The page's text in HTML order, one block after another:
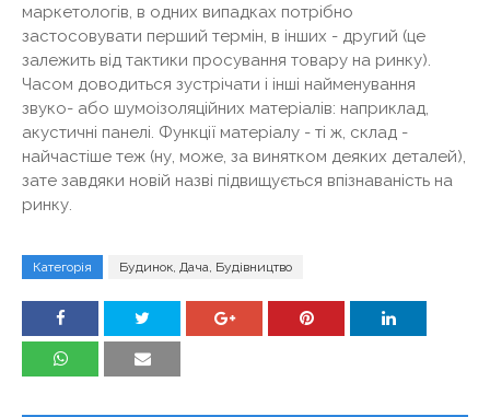
маркетологів, в одних випадках потрібно
застосовувати перший термін, в інших - другий (це
залежить від тактики просування товару на ринку).
Часом доводиться зустрічати і інші найменування
звуко- або шумоізоляційних матеріалів: наприклад,
акустичні панелі. Функції матеріалу - ті ж, склад -
найчастіше теж (ну, може, за винятком деяких деталей),
зате завдяки новій назві підвищується впізнаваність на
ринку.
Категорія Будинок, Дача, Будівництво